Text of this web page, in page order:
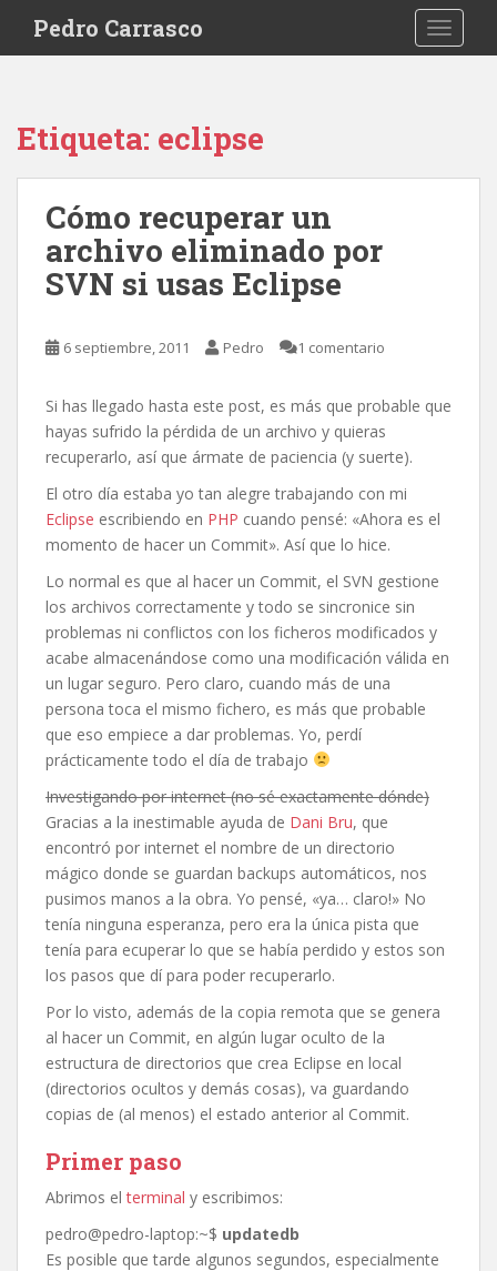
i
Pedro Carrasco
Etiqueta: eclipse
Cómo recuperar un
archivo eliminado por
SVN si usas Eclipse
6 septiembre, 2011 Pedro 1 comentario
Si has llegado hasta este post, es más que probable que
hayas sufrido la pérdida de un archivo y quieras
recuperarlo, así que ármate de paciencia (y suerte).
El otro día estaba yo tan alegre trabajando con mi
Eclipse escribiendo en PHP cuando pensé: «Ahora es el
momento de hacer un Commit». Así que lo hice.
Lo normal es que al hacer un Commit, el SVN gestione
los archivos correctamente y todo se sincronice sin
problemas ni conflictos con los ficheros modificados y
acabe almacenándose como una modificación válida en
un lugar seguro. Pero claro, cuando más de una
persona toca el mismo fichero, es más que probable
que eso empiece a dar problemas. Yo, perdí
prácticamente todo el día de trabajo
Investigando por internet (no sé exactamente dónde)
Gracias a la inestimable ayuda de Dani Bru, que
encontró por internet el nombre de un directorio
mágico donde se guardan backups automáticos, nos
pusimos manos a la obra. Yo pensé, «ya… claro!» No
tenía ninguna esperanza, pero era la única pista que
tenía para ecuperar lo que se había perdido y estos son
los pasos que dí para poder recuperarlo.
Por lo visto, además de la copia remota que se genera
al hacer un Commit, en algún lugar oculto de la
estructura de directorios que crea Eclipse en local
(directorios ocultos y demás cosas), va guardando
copias de (al menos) el estado anterior al Commit.
Primer paso
Abrimos elterminal y escribimos:
pedro@pedro-laptop:~$ updatedb
Es posible que tarde algunos segundos, especialmente